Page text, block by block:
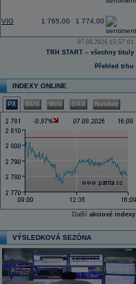
VIG 1 765,00 1 774,00
07.08.2026 15:57:01
TRH START – všechny tituly
Přehled trhu
INDEXY ONLINE
PX BUX WIG DAX Nasdaq
Další akciové indexy
VÝSLEDKOVÁ SEZÓNA